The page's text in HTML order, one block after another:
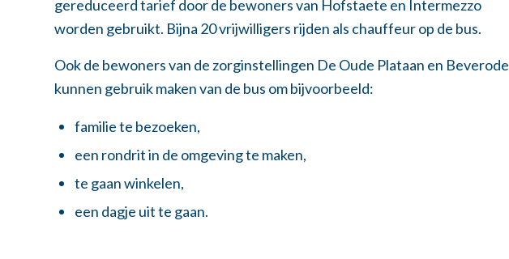
gereduceerd tarief door de bewoners van Hofstaete en Intermezzo
worden gebruikt. Bijna 20 vrijwilligers rijden als chauffeur op de bus.
Ook de bewoners van de zorginstellingen De Oude Plataan en Beverode
kunnen gebruik maken van de bus om bijvoorbeeld:
familie te bezoeken,
een rondrit in de omgeving te maken,
te gaan winkelen,
een dagje uit te gaan.